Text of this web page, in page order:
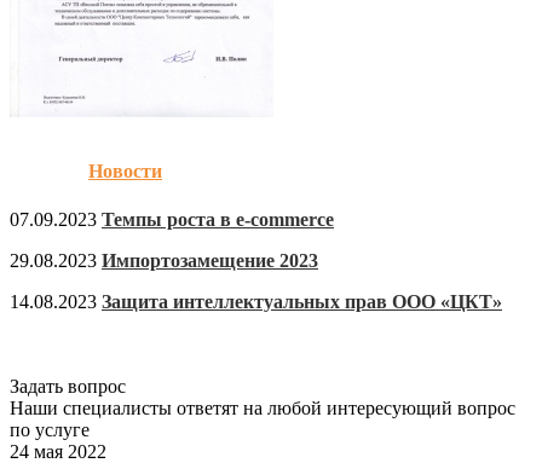
Новости
07.09.2023 Темпы роста в e-commerce
29.08.2023 Импортозамещение 2023
14.08.2023 Защита интеллектуальных прав ООО «ЦКТ»
Задать вопрос
Наши специалисты ответят на любой интересующий вопрос
по услуге
24 мая 2022